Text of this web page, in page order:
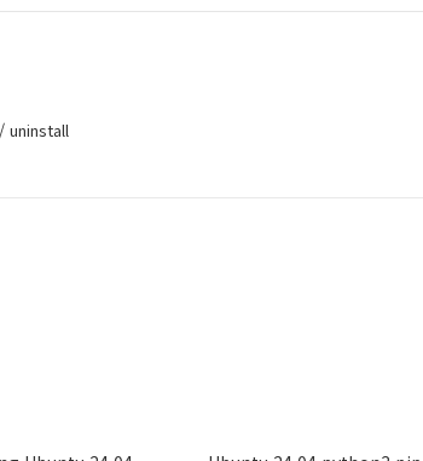
uninstall